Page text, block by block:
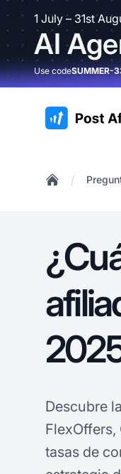
1 July – 31st
AI
Use codeSUMMER-
:site.title
/
Descubre
tasas de